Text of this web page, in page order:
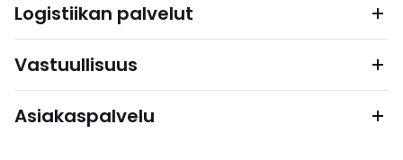
Logistiikan palvelut
Vastuullisuus
Asiakaspalvelu